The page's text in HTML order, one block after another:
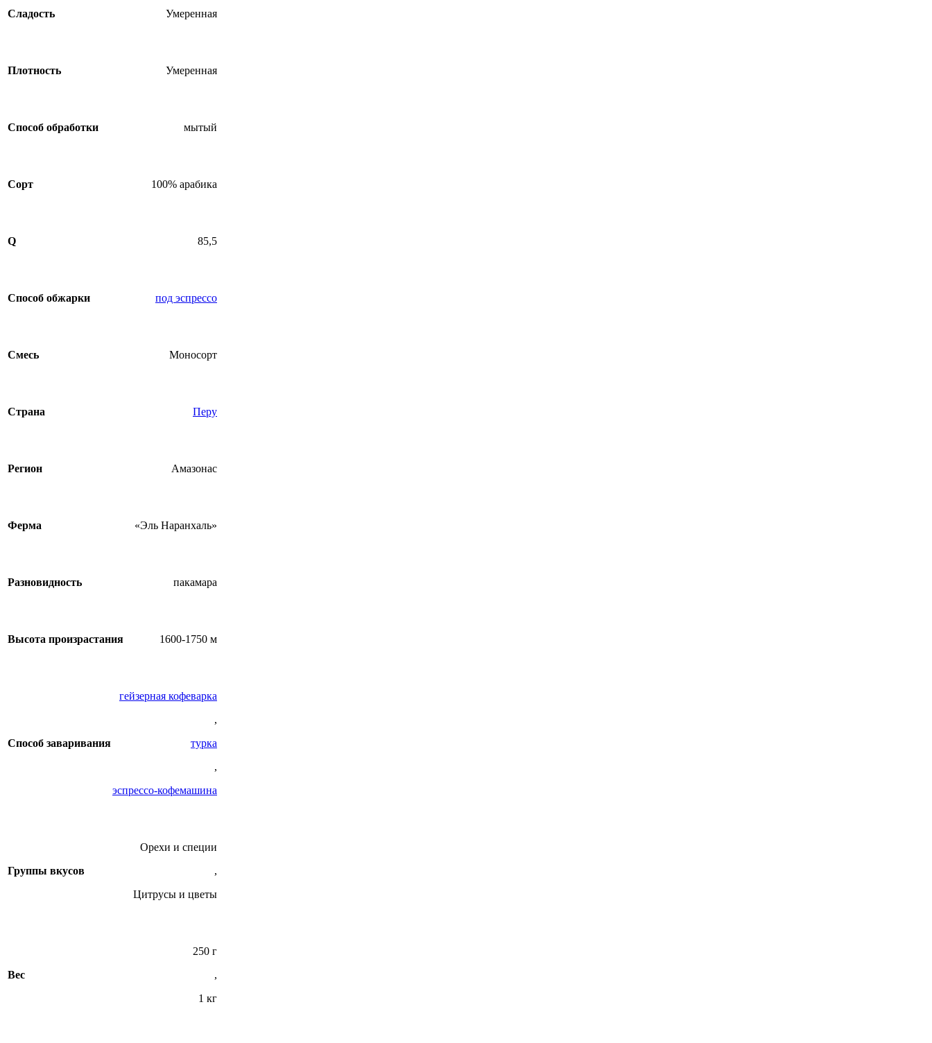
Сладость Умеренная
Плотность Умеренная
Способ обработки мытый
Сорт 100% арабика
Q 85,5
Способ обжарки под эспрессо
Смесь Моносорт
Страна Перу
Регион Амазонас
Ферма «Эль Наранхаль»
Разновидность пакамара
Высота произрастания 1600-1750 м
Способ заваривания
гейзерная кофеварка
,
турка
,
эспрессо-кофемашина
Группы вкусов
Орехи и специи
,
Цитрусы и цветы
Вес
250 г
,
1 кг